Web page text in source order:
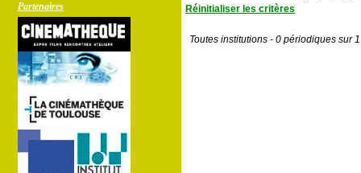
Partenaires
Réinitialiser les critères
Toutes institutions - 0 périodiques sur